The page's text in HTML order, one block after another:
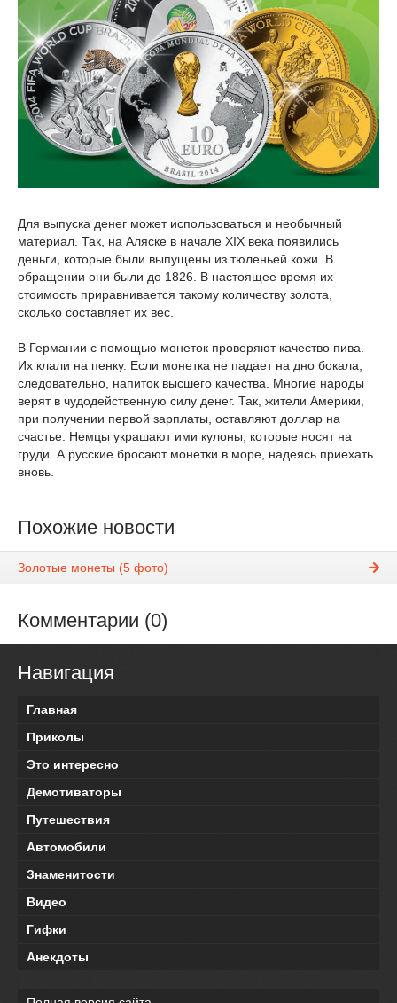
Для выпуска денег может использоваться и необычный
материал. Так, на Аляске в начале XIX века появились
деньги, которые были выпущены из тюленьей кожи. В
обращении они были до 1826. В настоящее время их
стоимость приравнивается такому количеству золота,
сколько составляет их вес.
В Германии с помощью монеток проверяют качество пива.
Их клали на пенку. Если монетка не падает на дно бокала,
следовательно, напиток высшего качества. Многие народы
верят в чудодейственную силу денег. Так, жители Америки,
при получении первой зарплаты, оставляют доллар на
счастье. Немцы украшают ими кулоны, которые носят на
груди. А русские бросают монетки в море, надеясь приехать
вновь.
Похожие новости
Золотые монеты (5 фото)
Комментарии (0)
Навигация
Главная
Приколы
Это интересно
Демотиваторы
Путешествия
Автомобили
Знаменитости
Видео
Гифки
Анекдоты